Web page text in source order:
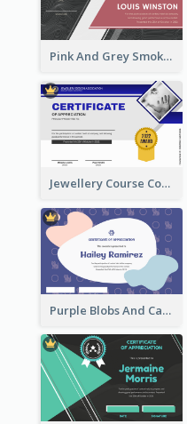
Pink And Grey Smoke Background Certificate
Jewellery Course Completion Certificate
Purple Blobs And Cats Patterns Appreciation Certificate